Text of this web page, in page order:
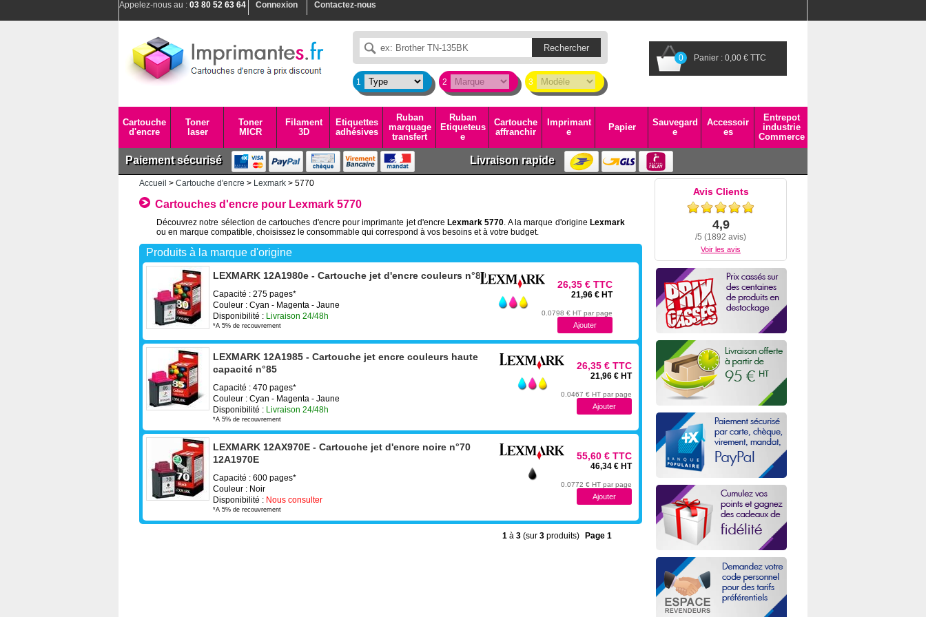
Appelez-nous au : 03 80 52 63 64 Connexion Contactez-nous
1 2 3
0 Panier : 0,00 € TTC
Cartouche
d'encre
Toner
laser
Toner
MICR
Filament
3D
Etiquettes
adhésives
Ruban
marquage
transfert
Ruban
Etiqueteus
e
Cartouche
affranchir
Imprimant
e
Papier
Sauvegard
e
Accessoir
es
Entrepot
industrie
Commerce
Paiement sécurisé Livraison rapide
Accueil > Cartouche d'encre > Lexmark > 5770
Cartouches d'encre pour Lexmark 5770
Découvrez notre sélection de cartouches d'encre pour imprimante jet d'encreLexmark 5770 . A la marque d'origine Lexmark
ou en marque compatible, choisissez le consommable qui correspond à vos besoins et à votre budget.
Produits à la marque d'origine
LEXMARK 12A1980e - Cartouche jet d'encre couleurs n°80
Capacité : 275 pages*
Couleur : Cyan - Magenta - Jaune
Disponibilité : Livraison 24/48h
*A 5% de recouvrement
26,35 € TTC
21,96 € HT
0.0798 € HT par page
LEXMARK 12A1985 - Cartouche jet encre couleurs haute
capacité n°85
Capacité : 470 pages*
Couleur : Cyan - Magenta - Jaune
Disponibilité : Livraison 24/48h
*A 5% de recouvrement
26,35 € TTC
21,96 € HT
0.0467 € HT par page
LEXMARK 12AX970E - Cartouche jet d'encre noire n°70
12A1970E
Capacité : 600 pages*
Couleur : Noir
Disponibilité : Nous consulter
*A 5% de recouvrement
55,60 € TTC
46,34 € HT
0.0772 € HT par page
1 à 3 (sur 3 produits) Page 1
Avis Clients
4,9
/5 (1892 avis)
Voir les avis